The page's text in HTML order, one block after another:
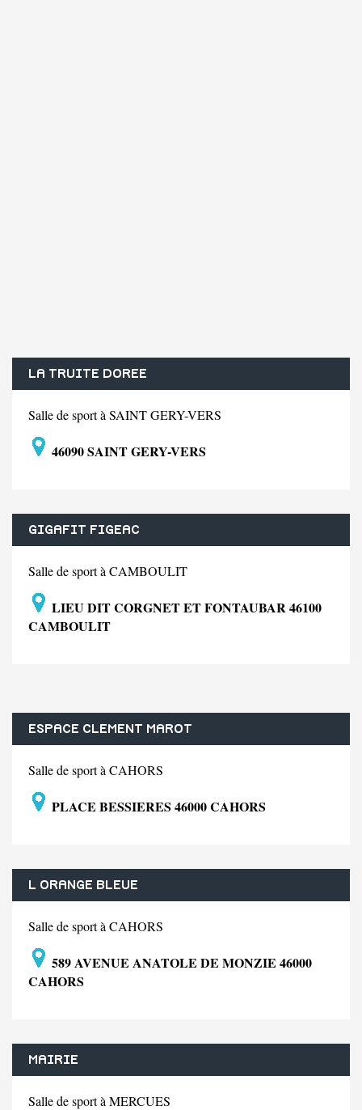
LA TRUITE DOREE
Salle de sport à SAINT GERY-VERS
46090 SAINT GERY-VERS
GIGAFIT FIGEAC
Salle de sport à CAMBOULIT
LIEU DIT CORGNET ET FONTAUBAR 46100
CAMBOULIT
ESPACE CLEMENT MAROT
Salle de sport à CAHORS
PLACE BESSIERES 46000 CAHORS
L ORANGE BLEUE
Salle de sport à CAHORS
589 AVENUE ANATOLE DE MONZIE 46000
CAHORS
MAIRIE
Salle de sport à MERCUES